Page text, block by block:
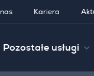
Kariera
Pozostałe usługi